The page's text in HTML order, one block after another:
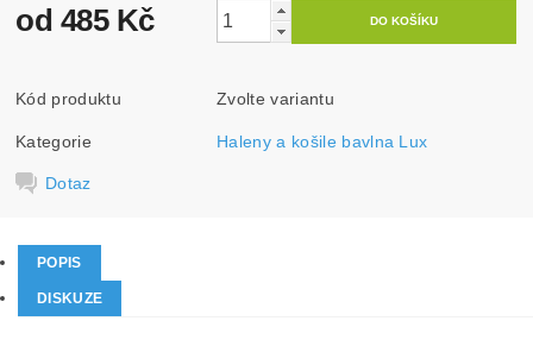
od 485 Kč
Kód produktu Zvolte variantu
Kategorie Haleny a košile bavlna Lux
Dotaz
POPIS
DISKUZE